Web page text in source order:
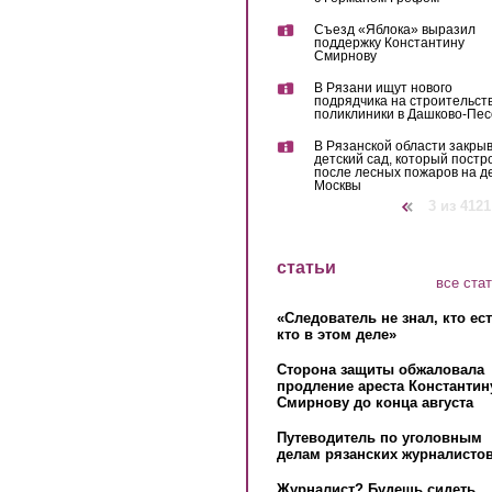
Съезд «Яблока» выразил
поддержку Константину
Смирнову
В Рязани ищут нового
подрядчика на
поликлиники в Дашково-
В Рязанской области
детский сад, который
после лесных пожаров на
Москвы
3 из 4121
статьи
все
«Следователь не знал, кто
кто в этом деле»
Сторона защиты обжаловала
продление ареста
Смирнову до конца августа
Путеводитель по уголовным
делам рязанских